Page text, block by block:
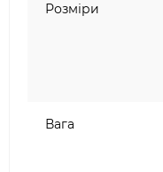
Розміри
Вага